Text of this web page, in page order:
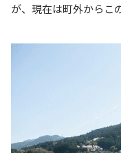
が、現在は町外からこ